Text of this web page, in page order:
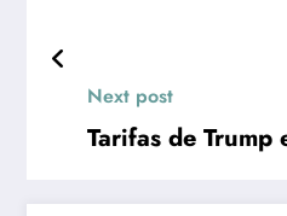
Next post
Tarifas de